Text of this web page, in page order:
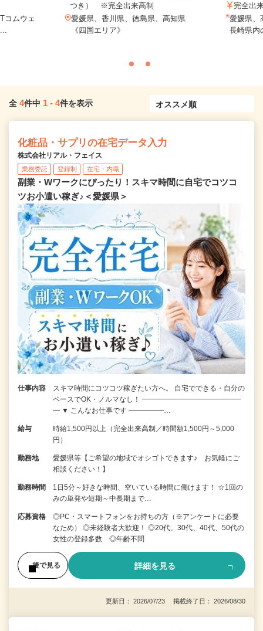
コムウェ
つき） ※完全出来高制
愛媛県、香川県、徳島県、高知県
《四国エリア》
完全出
愛媛県、
長崎県
全 4件中 1 - 4件を表示
化粧品・サプリの在宅データ入力
株式会社リアル・フェイス
業務委託 登録制 在宅・内職
副業・Wワークにぴったり！スキマ時間に自宅でコツコ
ツお小遣い稼ぎ♪＜愛媛県＞
仕事内容
スキマ時間にコツコツ稼ぎたい方へ。 自宅でできる・自分の
ペースでOK・ノルマなし！ ━━━━━━━━━━━━━━
━ ▼ こんなお仕事です ━━━━━…
給与
時給1,500円以上（完全出来高制／時間額1,500円～5,000
円）
勤務地
愛媛県等【ご希望の地域でオシゴトできます♪ お気軽にご
相談ください！】
勤務時間
1日5分～好きな時間、空いている時間に働けます！ ☆1回の
みの単発や短期～中長期まで…
応募資格
◎PC・スマートフォンをお持ちの方（※アンケートに必要
なため） ◎未経験者大歓迎！ ◎20代、30代、40代、50代の
女性の登録多数 ◎年齢不問
後で見る 詳細を見る
更新日： 2026/07/23 掲載終了日： 2026/08/30